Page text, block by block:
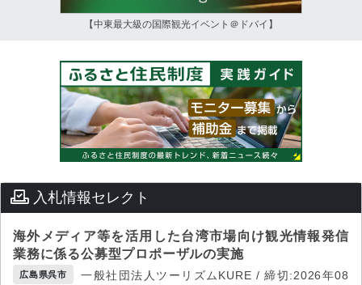
【中東最大級の国際観光イベント＠ドバイ】
入札情報セレクト
海外メディア等を活用した台湾市場向け観光情報発信
業務に係る公募型プロポーザルの実施
広島県呉市 一般社団法人ツーリズムKURE / 締切:2026年08